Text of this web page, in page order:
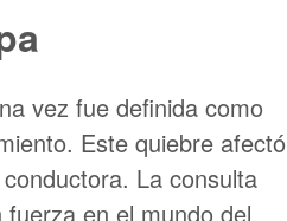
vez fue definida como
Este quiebre afectó
La consulta
en el mundo del